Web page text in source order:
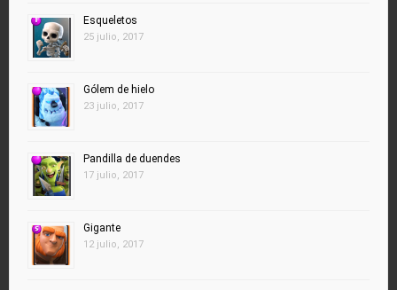
Esqueletos
25 julio, 2017
Gólem de hielo
23 julio, 2017
Pandilla de duendes
17 julio, 2017
Gigante
12 julio, 2017